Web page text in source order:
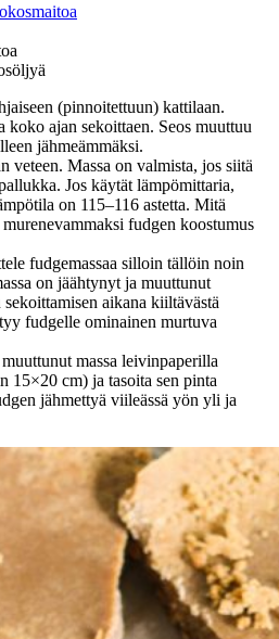
(pinnoitettuun) kattilaan.
ajan sekoittaen. Seos muuttuu
jähmeämmäksi.
veteen. Massa on valmista, jos siitä
Jos käytät lämpömittaria,
on 115–116 astetta. Mitä
fudgen koostumus
fudgemassaa silloin tällöin noin
on jäähtynyt ja muuttunut
aikana kiiltävästä
fudgelle ominainen murtuva
massa leivinpaperilla
15×20 cm) ja tasoita sen pinta
jähmettyä viileässä yön yli ja